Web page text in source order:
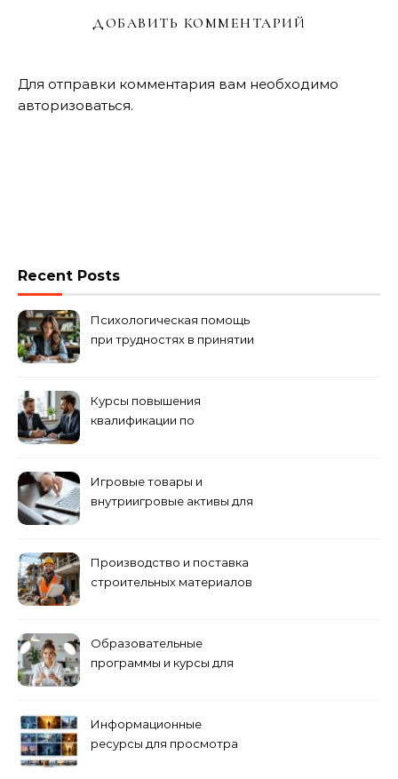
ДОБАВИТЬ КОММЕНТАРИЙ
Для отправки комментария вам необходимо
авторизоваться.
Recent Posts
Психологическая помощь
при трудностях в принятии
Курсы повышения
квалификации по
Игровые товары и
внутриигровые активы для
приобретения
Производство и поставка
строительных материалов
Образовательные
программы и курсы для
Информационные
ресурсы для просмотра